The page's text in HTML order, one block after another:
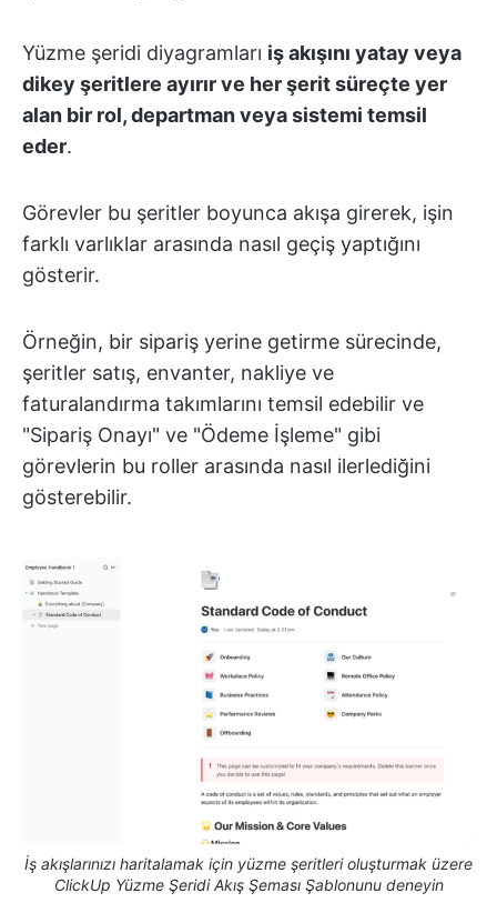
Yüzme şeridi diyagramları iş akışını yatay veya
dikey şeritlere ayırır ve her şerit süreçte yer
alan bir rol, departman veya sistemi temsil
eder.
Görevler bu şeritler boyunca akışa girerek, işin
farklı varlıklar arasında nasıl geçiş yaptığını
gösterir.
Örneğin, bir sipariş yerine getirme sürecinde,
şeritler satış, envanter, nakliye ve
faturalandırma takımlarını temsil edebilir ve
"Sipariş Onayı" ve "Ödeme İşleme" gibi
görevlerin bu roller arasında nasıl ilerlediğini
gösterebilir.
İş akışlarınızı haritalamak için yüzme şeritleri oluşturmak üzere
ClickUp Yüzme Şeridi Akış Şeması Şablonunu deneyin